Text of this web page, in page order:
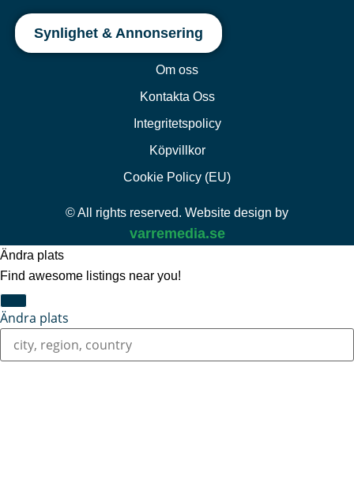
Synlighet & Annonsering
Om oss
Kontakta Oss
Integritetspolicy
Köpvillkor
Cookie Policy (EU)
© All rights reserved. Website design by
varremedia.se
Ändra plats
Find awesome listings near you!
Ändra plats